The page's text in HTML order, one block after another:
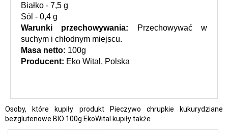
Białko - 7,5 g
Sól - 0,4 g
Warunki przechowywania: Przechowywać w
suchym i chłodnym miejscu.
Masa netto: 100g
Producent: Eko Wital, Polska
Osoby, które kupiły produkt Pieczywo chrupkie kukurydziane
bezglutenowe BIO 100g EkoWital kupiły także